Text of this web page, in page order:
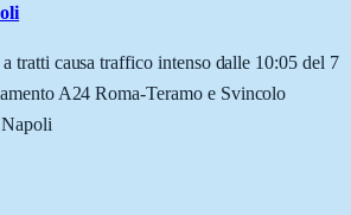
tratti causa traffico intenso dalle 10:05 del 7
A24 Roma-Teramo e Svincolo